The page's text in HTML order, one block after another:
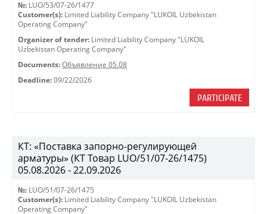
№: LUO/53/07-26/1477
Customer(s): Limited Liability Company "LUKOIL Uzbekistan
Operating Company"
Organizer of tender: Limited Liability Company "LUKOIL
Uzbekistan Operating Company"
Documents: Объявление 05.08
Deadline: 09/22/2026
PARTICIPATE
КТ: «Поставка запорно-регулирующей
арматуры» (КТ Товар LUO/51/07-26/1475)
05.08.2026 - 22.09.2026
№: LUO/51/07-26/1475
Customer(s): Limited Liability Company "LUKOIL Uzbekistan
Operating Company"